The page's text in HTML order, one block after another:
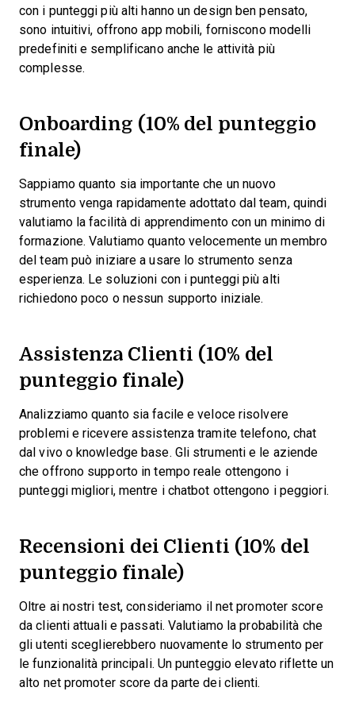
con i punteggi più alti hanno un design ben pensato,
sono intuitivi, offrono app mobili, forniscono modelli
predefiniti e semplificano anche le attività più
complesse.
Onboarding (10% del punteggio
finale)
Sappiamo quanto sia importante che un nuovo
strumento venga rapidamente adottato dal team, quindi
valutiamo la facilità di apprendimento con un minimo di
formazione. Valutiamo quanto velocemente un membro
del team può iniziare a usare lo strumento senza
esperienza. Le soluzioni con i punteggi più alti
richiedono poco o nessun supporto iniziale.
Assistenza Clienti (10% del
punteggio finale)
Analizziamo quanto sia facile e veloce risolvere
problemi e ricevere assistenza tramite telefono, chat
dal vivo o knowledge base. Gli strumenti e le aziende
che offrono supporto in tempo reale ottengono i
punteggi migliori, mentre i chatbot ottengono i peggiori.
Recensioni dei Clienti (10% del
punteggio finale)
Oltre ai nostri test, consideriamo il net promoter score
da clienti attuali e passati. Valutiamo la probabilità che
gli utenti sceglierebbero nuovamente lo strumento per
le funzionalità principali. Un punteggio elevato riflette un
alto net promoter score da parte dei clienti.